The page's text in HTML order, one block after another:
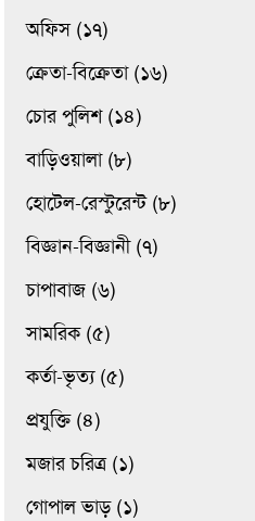
অফিস (১৭)
ক্রেতা-বিক্রেতা (১৬)
চোর পুলিশ (১৪)
বাড়িওয়ালা (৮)
হোটেল-রেস্টুরেন্ট (৮)
বিজ্ঞান-বিজ্ঞানী (৭)
চাপাবাজ (৬)
সামরিক (৫)
কর্তা-ভৃত্য (৫)
প্রযুক্তি (৪)
মজার চরিত্র (১)
গোপাল ভাড় (১)